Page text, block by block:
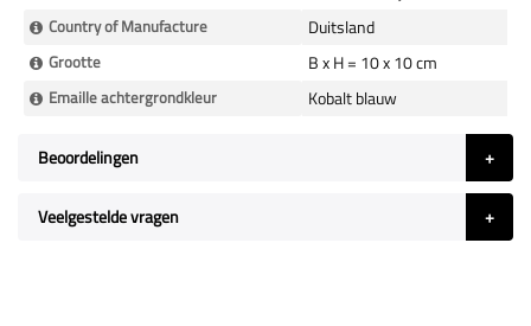
Country of Manufacture Duitsland
Grootte B x H = 10 x 10 cm
Emaille achtergrondkleur Kobalt blauw
Beoordelingen
Veelgestelde vragen